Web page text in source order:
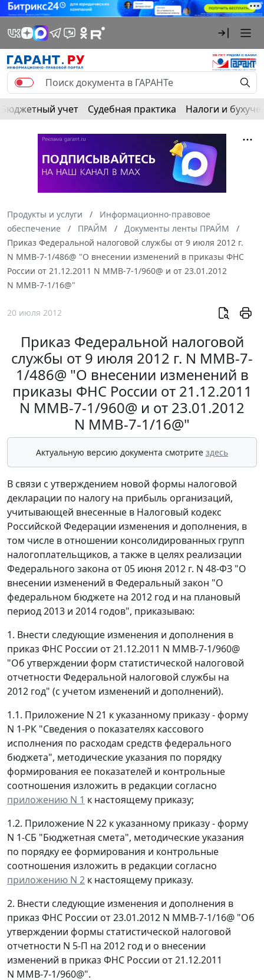
Бюджетный учет Судебная практика Налоги и
Продукты и услуги
Информационно-правовое
обеспечение
ПРАЙМ
Документы ленты ПРАЙМ
Приказ Федеральной налоговой службы от 9 июля 2012 г.
N ММВ-7-1/486@ "О внесении изменений в приказы ФНС
России от 21.12.2011 N ММВ-7-1/960@ и от 23.01.2012
N ММВ-7-1/16@"
20 июля 2012
Приказ Федеральной налоговой
службы от 9 июля 2012 г. N ММВ-7-
1/486@ "О внесении изменений в
приказы ФНС России от 21.12.2011
N ММВ-7-1/960@ и от 23.01.2012
N ММВ-7-1/16@"
Актуальную версию документа смотрите здесь
В связи с утверждением новой формы налоговой
декларации по налогу на прибыль организаций,
учитывающей внесенные в Налоговый кодекс
Российской Федерации изменения и дополнения, в
том числе в отношении консолидированных групп
налогоплательщиков, а также в целях реализации
Федерального закона от 05 июня 2012 г. N 48-ФЗ "О
внесении изменений в Федеральный закон "О
федеральном бюджете на 2012 год и на плановый
период 2013 и 2014 годов", приказываю:
1. Внести следующие изменения и дополнения в
приказ ФНС России от 21.12.2011 N ММВ-7-1/960@
"Об утверждении форм статистической налоговой
отчетности Федеральной налоговой службы на
2012 год" (с учетом изменений и дополнений).
1.1. Приложение N 21 к указанному приказу - форму
N 1-РК "Сведения о показателях кассового
исполнения по расходам средств федерального
бюджета", методические указания по порядку
формирования ее показателей и контрольные
соотношения изложить в редакции согласно
приложению N 1 к настоящему приказу;
1.2. Приложение N 22 к указанному приказу - форму
N 1-СБ "Бюджетная смета", методические указания
по порядку ее формирования и контрольные
соотношения изложить в редакции согласно
приложению N 2 к настоящему приказу.
2. Внести следующие изменения и дополнения в
приказ ФНС России от 23.01.2012 N ММВ-7-1/16@ "Об
утверждении формы статистической налоговой
отчетности N 5-П на 2012 год и о внесении
изменений в приказ ФНС России от 21.12.2011
N ММВ-7-1/960@".